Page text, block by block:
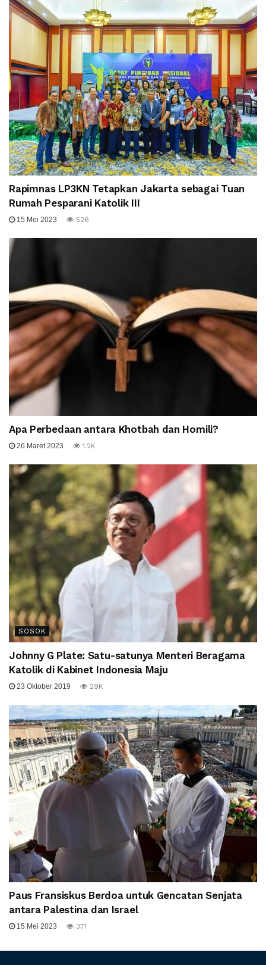
Rapimnas LP3KN Tetapkan Jakarta sebagai Tuan
Rumah Pesparani Katolik III
15 Mei 2023 526
Apa Perbedaan antara Khotbah dan Homili?
26 Maret 2023 1.2K
SOSOK
Johnny G Plate: Satu-satunya Menteri Beragama
Katolik di Kabinet Indonesia Maju
23 Oktober 2019 29K
Paus Fransiskus Berdoa untuk Gencatan Senjata
antara Palestina dan Israel
15 Mei 2023 371